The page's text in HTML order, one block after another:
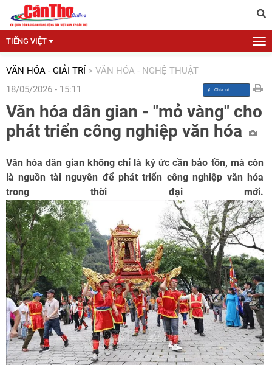
TIẾNG VIỆT
VĂN HÓA - GIẢI TRÍ > VĂN HÓA - NGHỆ THUẬT
18/05/2026 - 15:11
Văn hóa dân gian - "mỏ vàng" cho
phát triển công nghiệp văn hóa
Văn hóa dân gian không chỉ là ký ức cần bảo tồn, mà còn
là nguồn tài nguyên để phát triển công nghiệp văn hóa
trong thời đại mới.